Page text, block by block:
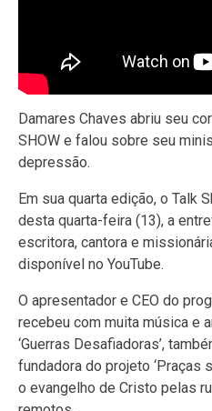
Damares Chaves abriu seu
SHOW e falou sobre seu
depressão.
Em sua quarta edição, o Talk
desta quarta-feira (13), a
escritora, cantora e
disponível no YouTube.
O apresentador e CEO do
recebeu com muita música e
‘Guerras Desafiadoras’,
fundadora do projeto ‘Praças
o evangelho de Cristo pelas